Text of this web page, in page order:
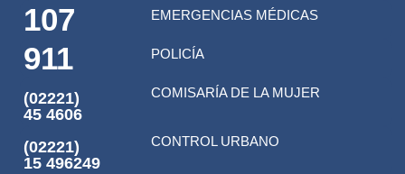
107 EMERGENCIAS MÉDICAS
911 POLICÍA
(02221)
45 4606
COMISARÍA DE LA MUJER
(02221)
15 496249
CONTROL URBANO